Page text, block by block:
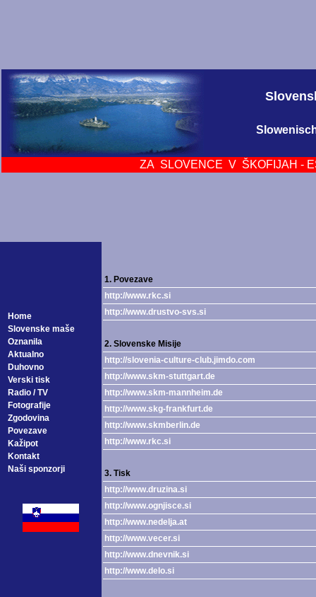
ZA SLOVENCE V ŠKOFIJAH -
Home
Slovenske maše
Oznanila
Aktualno
Duhovno
Verski tisk
Radio / TV
Fotografije
Zgodovina
Povezave
Kažipot
Kontakt
Naši sponzorji
1. Povezave
http://www.rkc.si
http://www.drustvo-svs.si
2. Slovenske Misije
http://slovenia-culture-club.jimdo.com
http://www.skm-stuttgart.de
http://www.skm-mannheim.de
http://www.skg-frankfurt.de
http://www.skmberlin.de
http://www.rkc.si
3. Tisk
http://www.druzina.si
http://www.ognjisce.si
http://www.nedelja.at
http://www.vecer.si
http://www.dnevnik.si
http://www.delo.si